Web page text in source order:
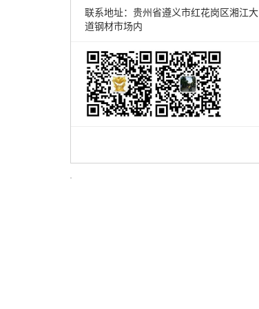
联系地址：贵州省遵义市红花岗区湘江大
道钢材市场内